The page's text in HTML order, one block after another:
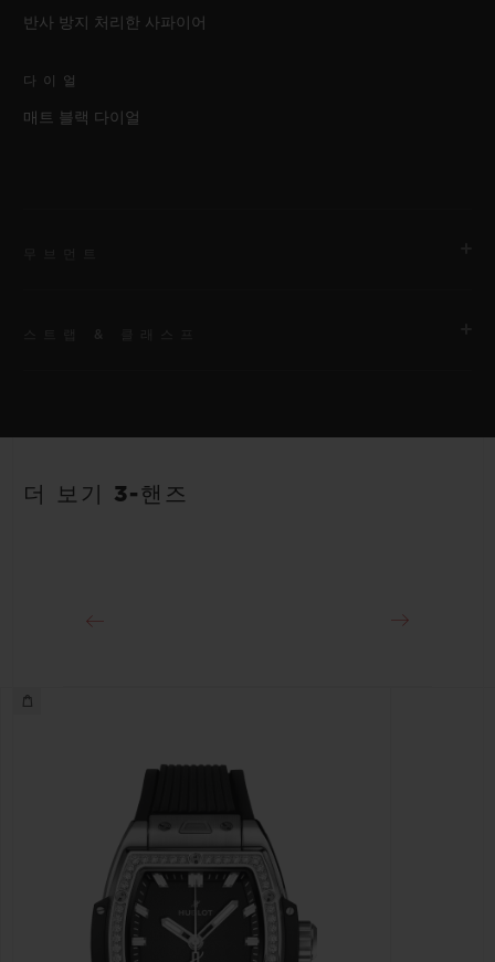
반사 방지 처리한 사파이어
다이얼
매트 블랙 다이얼
40시간
스트랩
더 보기 3-핸즈